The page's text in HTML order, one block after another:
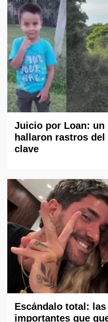
Juicio por Loan:
hallaron rastros
clave
Escándalo total:
importantes que